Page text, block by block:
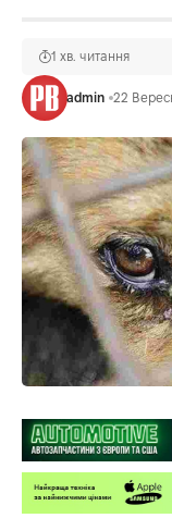
admin 22
1 хв. читання